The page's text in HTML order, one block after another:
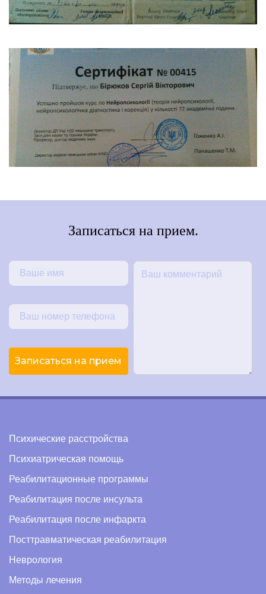
Записаться на прием.
Записаться на прием
Психические расстройства
Психиатрическая помощь
Реабилитационные программы
Реабилитация после инсульта
Реабилитация после инфаркта
Посттравматическая реабилитация
Неврология
Методы лечения